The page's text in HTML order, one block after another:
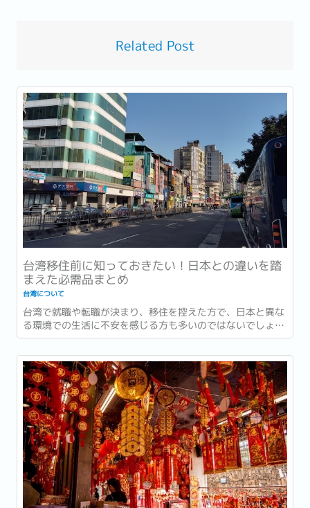
Related Post
台湾移住前に知っておきたい！日本との違いを踏
まえた必需品まとめ
台湾について
台湾で就職や転職が決まり、移住を控えた方で、日本と異な
る環境での生活に不安を感じる方も多いのではないでしょう
か？特に生活必需品については、現地で揃えたほうが良いも